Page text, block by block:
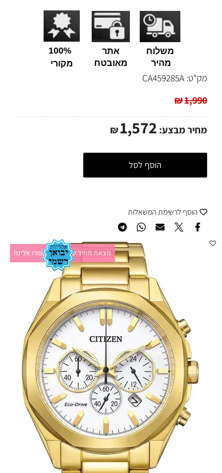
מצאת מחיר יותר זול?תקשרו אלינו!
משלוח
מהיר
אתר
מאובטח
100%
מקורי
מק"ט: CA459285A
₪1,990
מחיר מבצע: ₪1,572
הוסף לסל
הוסף לרשימת המשאלות